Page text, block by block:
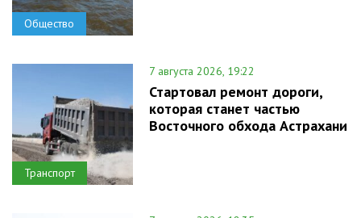
Общество
Транспорт
7 августа 2026, 19:22
Стартовал ремонт дороги,
которая станет частью
Восточного обхода Астрахани